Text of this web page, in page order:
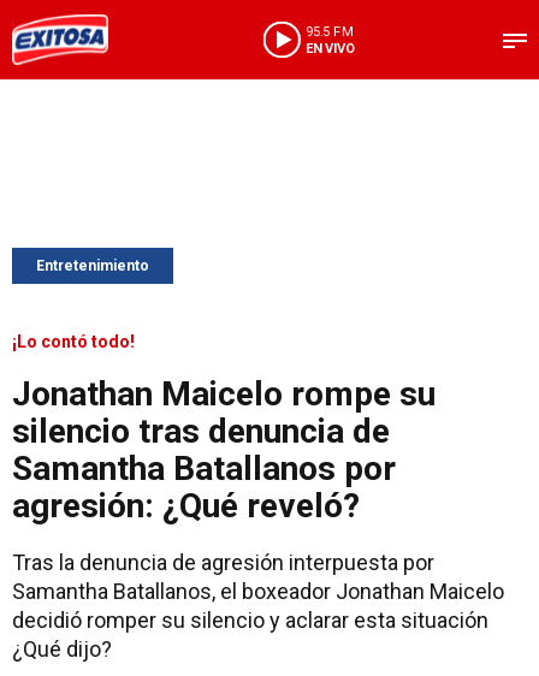
95.5 FM
EN VIVO
Entretenimiento
¡Lo contó todo!
Jonathan Maicelo rompe su
silencio tras denuncia de
Samantha Batallanos por
agresión: ¿Qué reveló?
Tras la denuncia de agresión interpuesta por
Samantha Batallanos, el boxeador Jonathan Maicelo
decidió romper su silencio y aclarar esta situación
¿Qué dijo?